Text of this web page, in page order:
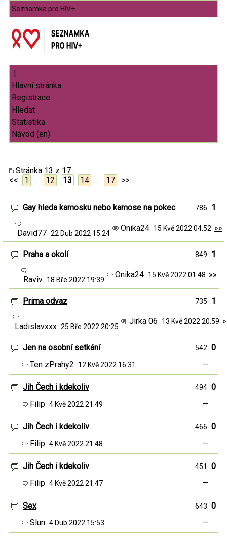
Seznamka pro HIV+
|
Stránka 13 z 17
<<
1 ... 12 13 14 ... 17 >>
Gay hleda kamosku nebo kamose na pokec 786 1
David77 22 Dub 2022 15:24
Onika24 15 Kvě 2022 04:52 »»
Praha a okolí 849 1
Raviv 18 Bře 2022 19:39
Onika24 15 Kvě 2022 01:48 »»
Prima odvaz 735 1
Ladislavxxx 25 Bře 2022 20:25
Jirka 06 13 Kvě 2022 20:59
Jen na osobní setkání 542 0
Ten zPrahy2
12 Kvě 2022 16:31 —
Jih Čech i kdekoliv 494 0
Filip 4 Kvě 2022 21:49 —
Jih Čech i kdekoliv 466 0
Filip 4 Kvě 2022 21:48 —
Jih Čech i kdekoliv 451
0
Filip 4 Kvě 2022 21:47 —
Sex 643 0
Slun 4 Dub 2022 15:53 —